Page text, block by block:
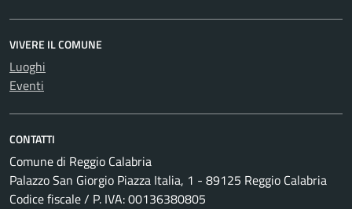
VIVERE IL COMUNE
Luoghi
Eventi
CONTATTI
Comune di Reggio Calabria
Palazzo San Giorgio Piazza Italia, 1 - 89125 Reggio Calabria
Codice fiscale / P. IVA: 00136380805